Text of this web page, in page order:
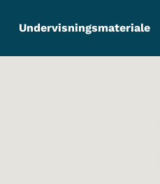
Undervisningsmateriale